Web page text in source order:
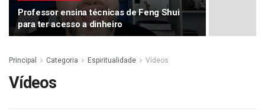
Professor ensina técnicas de Feng Shui
para ter acesso a dinheiro
Principal Categoria Espiritualidade Vídeos
Vídeos